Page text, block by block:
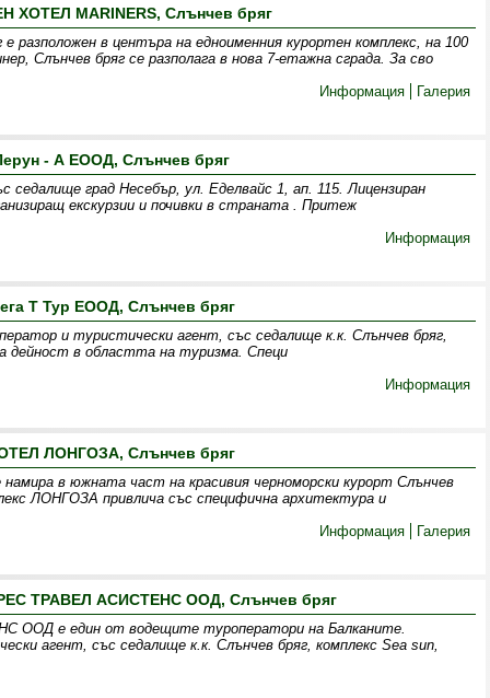
ХОТЕЛ MARINERS, Слънчев бряг
разположен в центъра на едноименния курортен комплекс, на 100
Слънчев бряг се разполага в нова 7-етажна сграда. За сво
Информация
Галерия
- А ЕООД, Слънчев бряг
седалище град Несебър, ул. Еделвайс 1, ап. 115. Лицензиран
екскурзии и почивки в страната . Притеж
Информация
Т Тур ЕООД, Слънчев бряг
и туристически агент, със седалище к.к. Слънчев бряг,
дейност в областта на туризма. Специ
Информация
ЛОНГОЗА, Слънчев бряг
в южната част на красивия черноморски курорт Слънчев
ЛОНГОЗА привлича със специфична архитектура и
Информация
Галерия
ТРАВЕЛ АСИСТЕНС ООД, Слънчев бряг
е един от водещите туроператори на Балканите.
агент, със седалище к.к. Слънчев бряг, комплекс Sea sun,